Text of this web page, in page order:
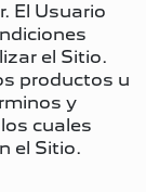
El Usuario
el Sitio.
productos u
y
cuales
el Sitio.